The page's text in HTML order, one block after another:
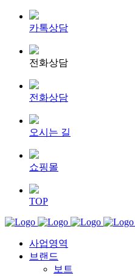
카톡상담
전화상담
전화상담
오시는 길
쇼핑몰
TOP
사업영역
브랜드
보트